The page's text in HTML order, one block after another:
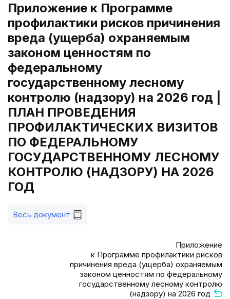
Приложение к Программе
профилактики рисков причинения
вреда (ущерба) охраняемым
законом ценностям по
федеральному
государственному лесному
контролю (надзору) на 2026 год |
ПЛАН ПРОВЕДЕНИЯ
ПРОФИЛАКТИЧЕСКИХ ВИЗИТОВ
ПО ФЕДЕРАЛЬНОМУ
ГОСУДАРСТВЕННОМУ ЛЕСНОМУ
КОНТРОЛЮ (НАДЗОРУ) НА 2026
ГОД
Весь документ
Приложение
к Программе профилактики рисков
причинения вреда (ущерба) охраняемым
законом ценностям по федеральному
государственному лесному контролю
(надзору) на 2026 год